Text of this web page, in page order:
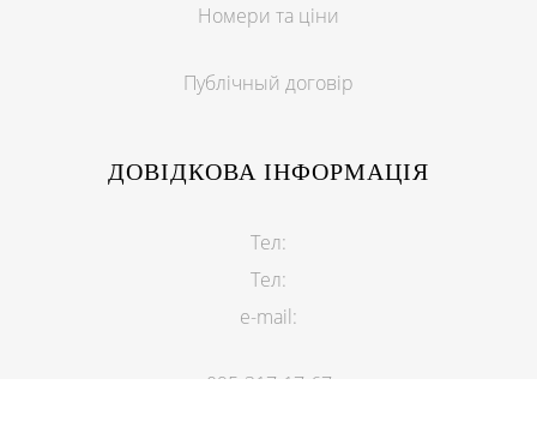
Номери та ціни
Публічный договір
ДОВІДКОВА ІНФОРМАЦІЯ
Тел:
Тел:
e-mail:
095-317-17-67